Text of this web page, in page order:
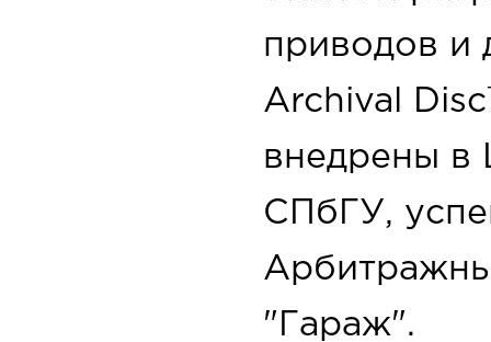
приводов и
Archival
внедрены в
СПбГУ,
"Гараж".